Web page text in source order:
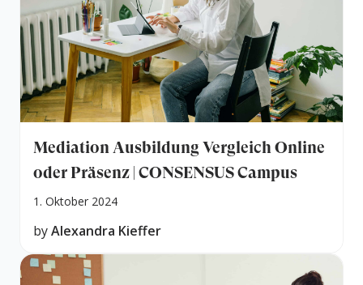
Mediation Ausbildung Vergleich Online
oder Präsenz | CONSENSUS Campus
1. Oktober 2024
byAlexandra Kieffer